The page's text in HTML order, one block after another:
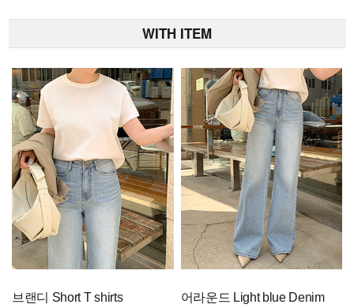
WITH ITEM
브랜디 Short T shirts
어라운드 Light blue Denim